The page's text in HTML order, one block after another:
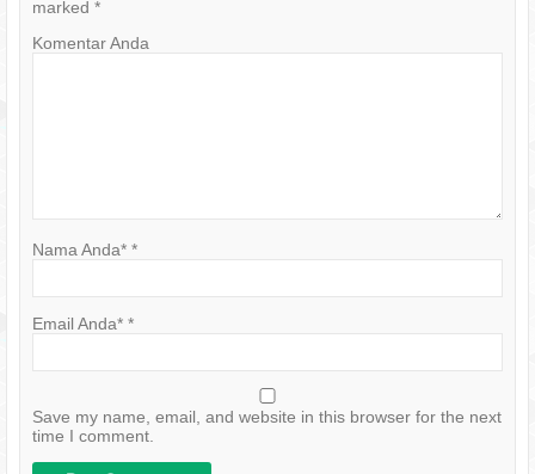
marked *
Komentar Anda
Nama Anda* *
Email Anda* *
Save my name, email, and website in this browser for the next
time I comment.